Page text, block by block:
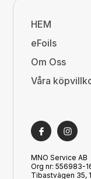
HEM
eFoils
Om Oss
Våra
MNO Service AB
Org nr: 556983-
Tibastvägen 35,